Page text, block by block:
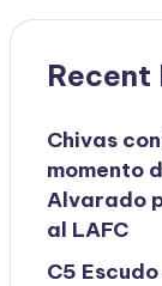
Recent
Chivas
momento
Alvarado
al LAFC
C5